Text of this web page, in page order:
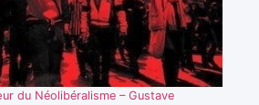
du Néolibéralisme – Gustave